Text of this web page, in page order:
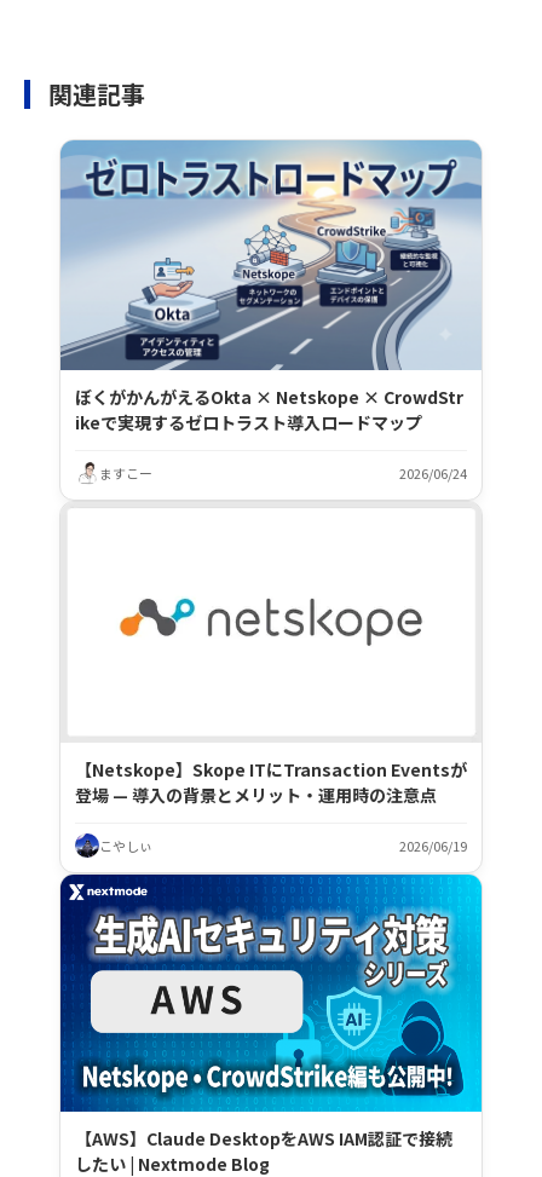
関連記事
ぼくがかんがえるOkta × Netskope × CrowdStr
ikeで実現するゼロトラスト導入ロードマップ
ますこー 2026/06/24
【Netskope】Skope ITにTransaction Eventsが
登場 — 導入の背景とメリット・運用時の注意点
こやしぃ 2026/06/19
【AWS】Claude DesktopをAWS IAM認証で接続
したい | Nextmode Blog